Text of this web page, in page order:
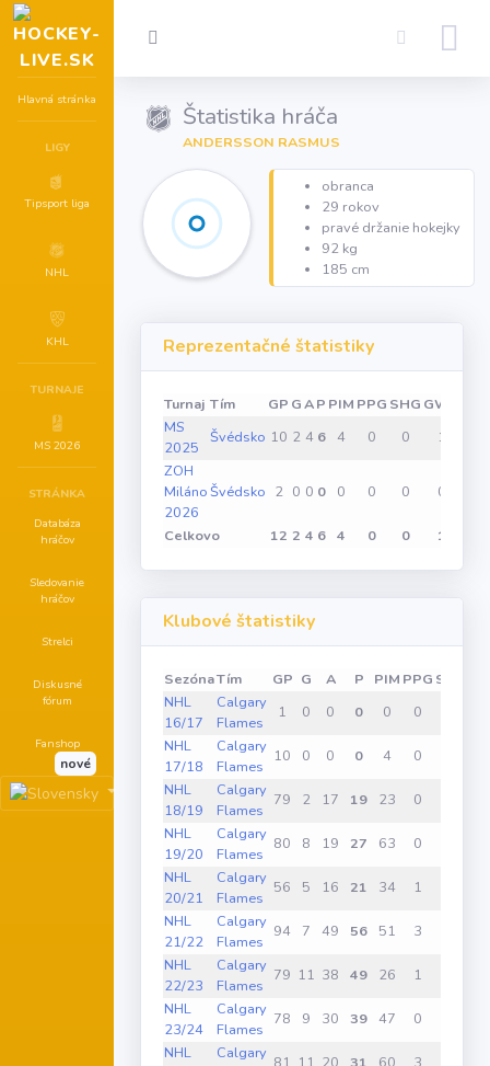
Hlavná stránka
LIGY
Tipsport liga
NHL
KHL
TURNAJE
MS 2026
STRÁNKA
Databáza
hráčov
Sledovanie
hráčov
Strelci
Diskusné
fórum
Fanshop
nové
Štatistika hráča
ANDERSSON RASMUS
obranca
29 rokov
pravé držanie hokejky
92 kg
185 cm
Reprezentačné štatistiky
Turnaj Tím GP GAP PIM PPG SHG GWG
MS
2025
Švédsko 10 2 4 6 4 0 0
1
ZOH
Miláno
2026
Švédsko 2 0 0 0 0 0 0 0
Celkovo 12 2 4 6 4 0 0 1
Klubové štatistiky
SezónaTím GP G A P PIM PPG SHG
NHL
16/17
Calgary
Flames
1 0 0 0 0 0
NHL
17/18
Calgary
Flames
10 0 0 0 4 0
NHL
18/19
Calgary
Flames
79 2 17 19 23 0
NHL
19/20
Calgary
Flames
80 8 19 27 63 0
NHL
20/21
Calgary
Flames
56 5 16 21 34 1
NHL
21/22
Calgary
Flames
94 7 49 56 51 3
NHL
22/23
Calgary
Flames
79 11 38 49 26 1
NHL
23/24
Calgary
Flames
78 9 30 39 47 0
NHL
Calgary